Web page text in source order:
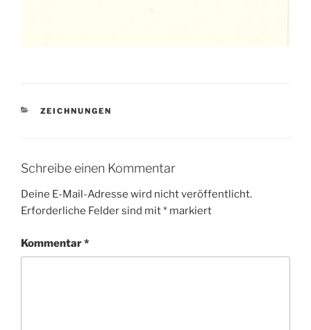
KATEGORIEN
ZEICHNUNGEN
Schreibe einen Kommentar
Deine E-Mail-Adresse wird nicht veröffentlicht.
Erforderliche Felder sind mit* markiert
Kommentar*